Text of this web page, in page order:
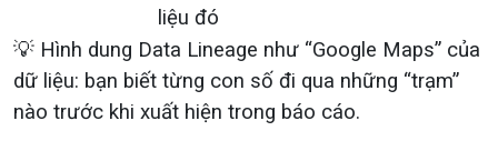
liệu đó
💡 Hình dung Data Lineage như “Google Maps” của
dữ liệu: bạn biết từng con số đi qua những “trạm”
nào trước khi xuất hiện trong báo cáo.